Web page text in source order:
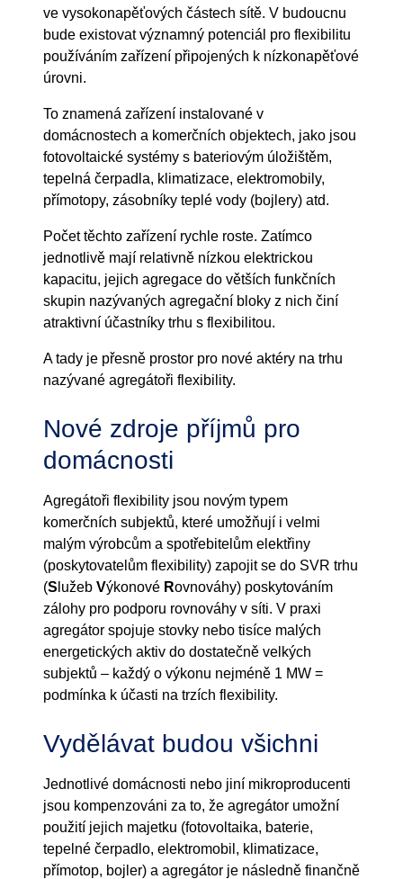
ve vysokonapěťových částech sítě. V budoucnu
bude existovat významný potenciál pro flexibilitu
používáním zařízení připojených k nízkonapěťové
úrovni.
To znamená zařízení instalované v
domácnostech a komerčních objektech, jako jsou
fotovoltaické systémy s bateriovým úložištěm,
tepelná čerpadla, klimatizace, elektromobily,
přímotopy, zásobníky teplé vody (bojlery) atd.
Počet těchto zařízení rychle roste. Zatímco
jednotlivě mají relativně nízkou elektrickou
kapacitu, jejich agregace do větších funkčních
skupin nazývaných agregační bloky z nich činí
atraktivní účastníky trhu s flexibilitou.
A tady je přesně prostor pro nové aktéry na trhu
nazývané agregátoři flexibility.
Nové zdroje příjmů pro
domácnosti
Agregátoři flexibility jsou novým typem
komerčních subjektů, které umožňují i ​​velmi
malým výrobcům a spotřebitelům elektřiny
(poskytovatelům flexibility) zapojit se do SVR trhu
(S lužeb Výkonové Rovnováhy) poskytováním
zálohy pro podporu rovnováhy v síti. V praxi
agregátor spojuje stovky nebo tisíce malých
energetických aktiv do dostatečně velkých
subjektů – každý o výkonu nejméně 1 MW =
podmínka k účasti na trzích flexibility.
Vydělávat budou všichni
Jednotlivé domácnosti nebo jiní mikroproducenti
jsou kompenzováni za to, že agregátor umožní
použití jejich majetku (fotovoltaika, baterie,
tepelné čerpadlo, elektromobil, klimatizace,
přímotop, bojler) a agregátor je následně finančně